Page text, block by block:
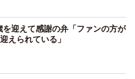
迎えて感謝の弁「ファンの方が
えられている」